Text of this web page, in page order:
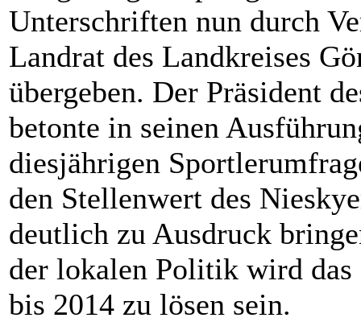
Unterschriften nun durch
Landrat des Landkreises
übergeben. Der Präsident
betonte in seinen
diesjährigen
den Stellenwert des
deutlich zu Ausdruck
der lokalen Politik wird das
bis 2014 zu lösen sein.